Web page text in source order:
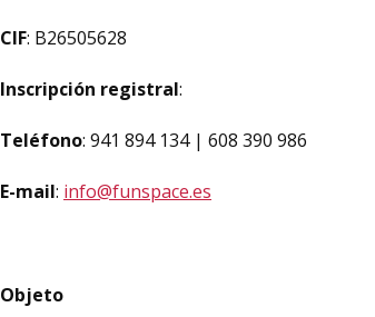
CIF: B26505628
Inscripción registral:
Teléfono: 941 894 134 | 608 390 986
E-mail: info@funspace.es
Objeto